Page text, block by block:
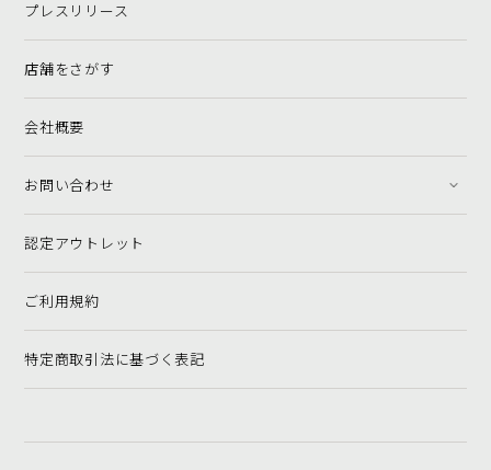
プレスリリース
店舗をさがす
会社概要
お問い合わせ
認定アウトレット
ご利用規約
特定商取引法に基づく表記